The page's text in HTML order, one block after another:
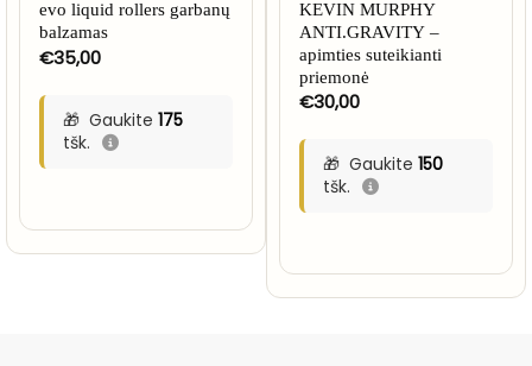
evo liquid rollers garbanų
balzamas
€35,00
Gaukite 175
tšk.
KEVIN MURPHY
ANTI.GRAVITY –
apimties suteikianti
priemonė
€30,00
Gaukite 150
tšk.